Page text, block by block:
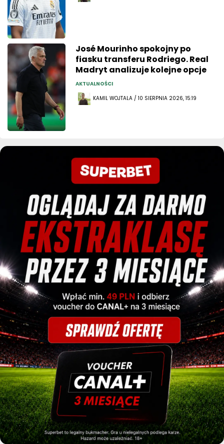
José Mourinho spokojny po
fiasku transferu Rodriego. Real
Madryt analizuje kolejne opcje
AKTUALNOŚCI
KAMIL WOJTALA / 10 SIERPNIA 2026, 15:19